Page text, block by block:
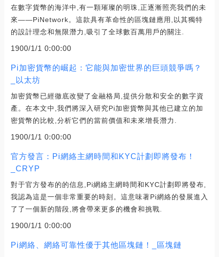
在數字貨幣的海洋中,有一顆璀璨的明珠,正逐漸照亮我們的未
來——PiNetwork。這款具有革命性的區塊鏈應用,以其獨特
的設計理念和無限潛力,吸引了全球數百萬用戶的關注.
1900/1/1 0:00:00
Pi加密貨幣的崛起：它能與加密世界的巨頭競爭嗎？
_以太坊
加密貨幣已經徹底改變了金融格局,提供分散和安全的數字資
產。在本文中,我們將深入研究Pi加密貨幣與其他已建立的加
密貨幣的比較,分析它們的當前價值和未來增長潛力.
1900/1/1 0:00:00
官方發言：Pi網絡主網時間和KYC計劃即將發布！
_CRYP
對于官方發布的的信息,Pi網絡主網時間和KYC計劃即將發布,
我認為這是一個非常重要的時刻。這意味著Pi網絡的發展進入
了了一個新的階段,將會帶來更多的機會和挑戰.
1900/1/1 0:00:00
Pi網絡、網絡可靠性優于其他區塊鏈！_區塊鏈